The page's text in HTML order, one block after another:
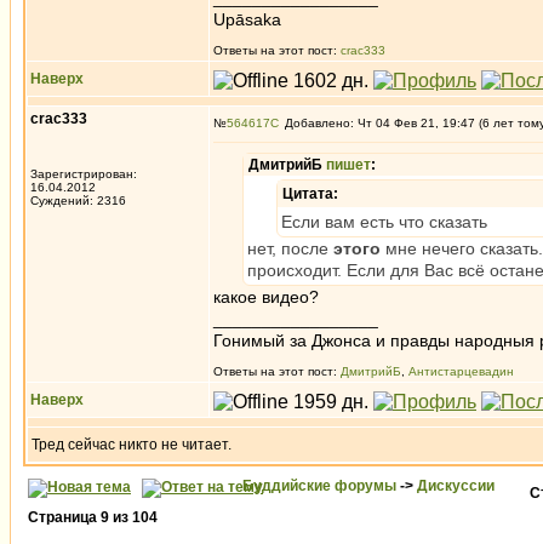
Upāsaka
Ответы на этот пост: crac333
Наверх
crac333
Зарегистрирован:
16.04.2012
Суждений: 2316
№564617 Добавлено: Чт 04 Фев 21, 19:47 (6 лет
ДмитрийБ пишет:
Цитата:
Если вам есть что сказать
нет, после этого мне нечего
происходит. Если для Вас всё
какое видео?
Гонимый за Джонса и правды народныя
Ответы на этот пост: ДмитрийБ Антистарцевадин
Наверх
Тред сейчас никто не читает.
Буддийские форумы -> Дискуссии
Страница 9 из 104